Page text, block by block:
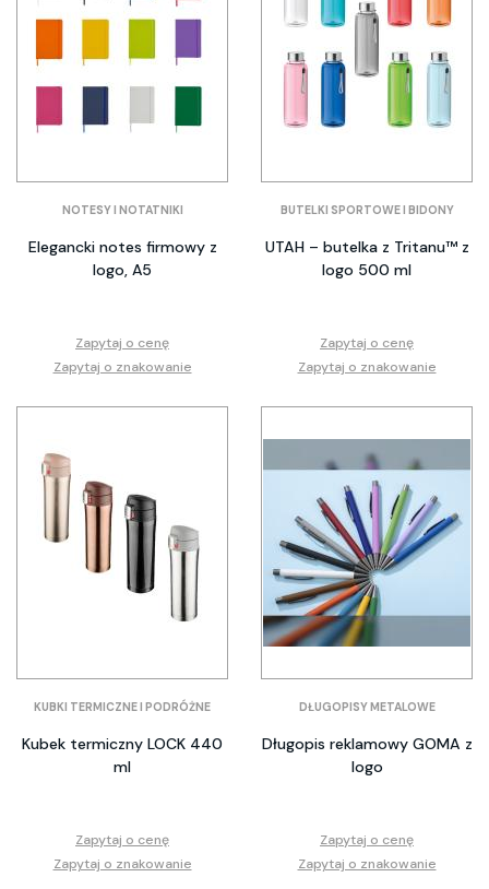
NOTESY I NOTATNIKI
Elegancki notes firmowy z
logo, A5
Zapytaj o cenę
Zapytaj o znakowanie
BUTELKI SPORTOWE I BIDONY
UTAH – butelka z Tritanu™ z
logo 500 ml
Zapytaj o cenę
Zapytaj o znakowanie
KUBKI TERMICZNE I PODRÓŻNE
Kubek termiczny LOCK 440
ml
Zapytaj o cenę
Zapytaj o znakowanie
DŁUGOPISY METALOWE
Długopis reklamowy GOMA z
logo
Zapytaj o cenę
Zapytaj o znakowanie